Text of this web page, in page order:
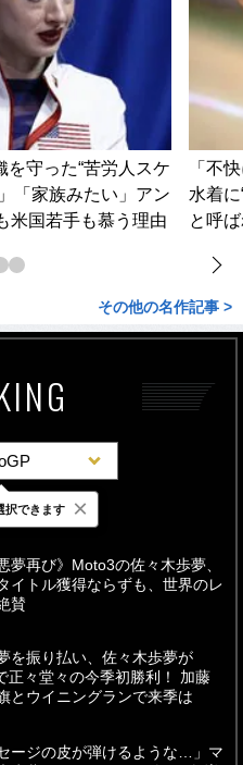
守った“苦労人スケ
「家族みたい」アン
米国若手も慕う理由
「不
水着
と呼
その他の名作記事 >
間 週間
夢再び》Moto3の佐々木歩夢、
イトル獲得ならずも、世界のレ
賛
を振り払い、佐々木歩夢が
正々堂々の今季初勝利！ 加藤
とウイニングランで来季は
ージの皮が弾けるような…」マ
択できます ×